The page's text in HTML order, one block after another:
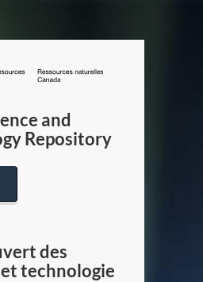
/
Canada
and
Repository
des
technologie